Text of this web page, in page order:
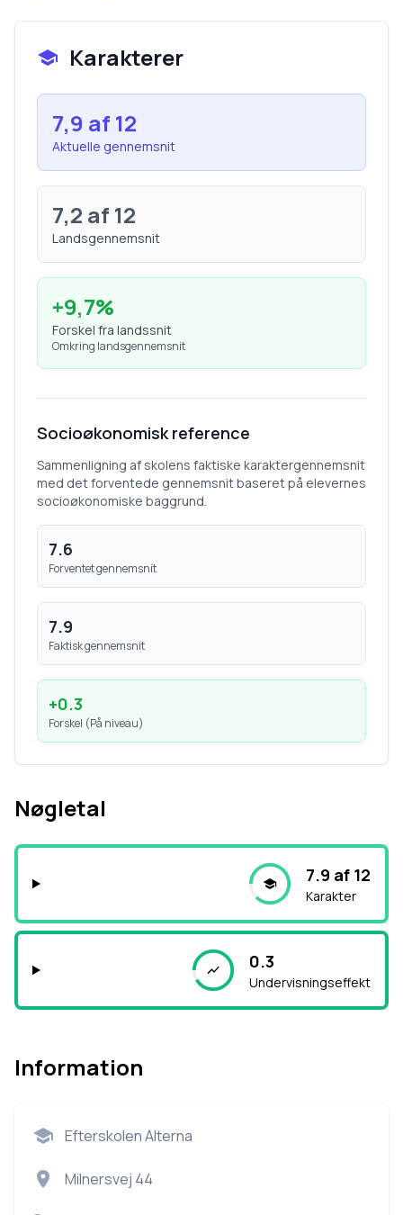
Karakterer
7,9 af 12
Aktuelle gennemsnit
7,2 af 12
Landsgennemsnit
+9,7%
Forskel fra landssnit
Omkring landsgennemsnit
Socioøkonomisk reference
Sammenligning af skolens faktiske karaktergennemsnit
med det forventede gennemsnit baseret på elevernes
socioøkonomiske baggrund.
7.6
Forventet gennemsnit
7.9
Faktisk gennemsnit
+0.3
Forskel (På niveau)
Nøgletal
7.9 af 12
Karakter
0.3
Undervisningseffekt
Information
Efterskolen Alterna
Milnersvej 44